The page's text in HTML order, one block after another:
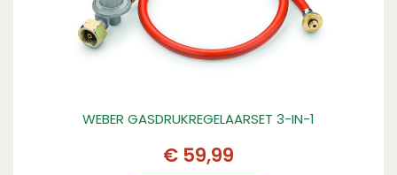
WEBER GASDRUKREGELAARSET 3-IN-1
€ 59,99